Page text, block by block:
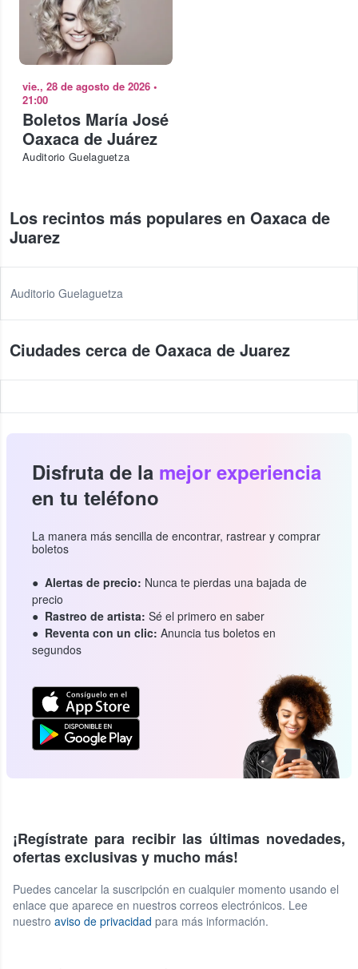
vie., 28 de agosto de 2026 •
21:00
Boletos María José
Oaxaca de Juárez
Auditorio Guelaguetza
Los recintos más populares en Oaxaca de
Juarez
Auditorio Guelaguetza
Ciudades cerca de Oaxaca de Juarez
Disfruta de la mejor experiencia
en tu teléfono
La manera más sencilla de encontrar, rastrear y comprar
boletos
Alertas de precio: Nunca te pierdas una bajada de
precio
Rastreo de artista: Sé el primero en saber
Reventa con un clic: Anuncia tus boletos en
segundos
¡Regístrate para recibir las últimas novedades,
ofertas exclusivas y mucho más!
Puedes cancelar la suscripción en cualquier momento usando el
enlace que aparece en nuestros correos electrónicos. Lee
nuestro aviso de privacidad para más información.